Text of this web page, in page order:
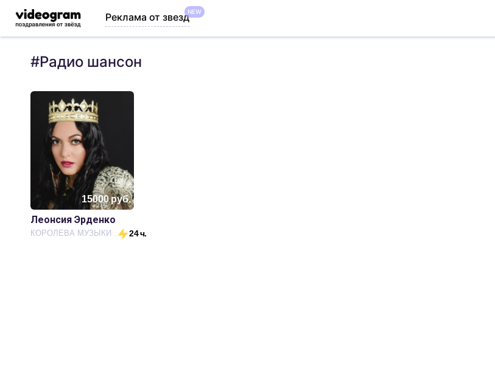
Реклама от звездNEW
#Радио шансон
15000руб.
Леонсия Эрденко
КОРОЛЕВА МУЗЫКИ РУССКИХ ЦЫГАН 24 ч.